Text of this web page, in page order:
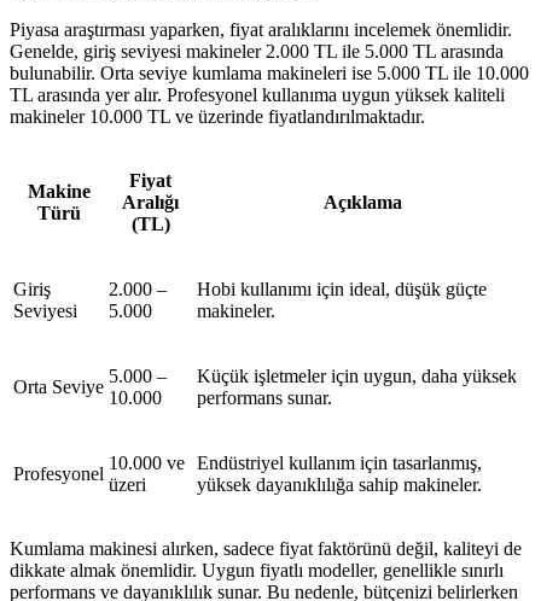
Piyasa araştırması yaparken, fiyat aralıklarını incelemek önemlidir.
Genelde, giriş seviyesi makineler 2.000 TL ile 5.000 TL arasında
bulunabilir. Orta seviye kumlama makineleri ise 5.000 TL ile 10.000
TL arasında yer alır. Profesyonel kullanıma uygun yüksek kaliteli
makineler 10.000 TL ve üzerinde fiyatlandırılmaktadır.
Makine
Türü
Fiyat
Aralığı
(TL)
Açıklama
Giriş
Seviyesi
2.000 –
5.000
Hobi kullanımı için ideal, düşük güçte
makineler.
Orta Seviye
5.000 –
10.000
Küçük işletmeler için uygun, daha yüksek
performans sunar.
Profesyonel
10.000 ve
üzeri
Endüstriyel kullanım için tasarlanmış,
yüksek dayanıklılığa sahip makineler.
Kumlama makinesi alırken, sadece fiyat faktörünü değil, kaliteyi de
dikkate almak önemlidir. Uygun fiyatlı modeller, genellikle sınırlı
performans ve dayanıklılık sunar. Bu nedenle, bütçenizi belirlerken